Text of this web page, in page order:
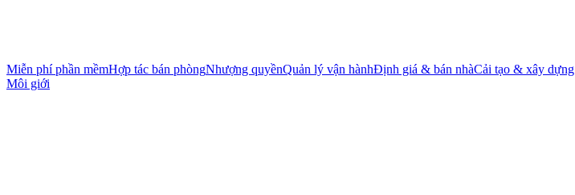
Miễn phí phần mềmHợp tác bán phòngNhượng quyềnQuản lý vận hànhĐịnh giá & bán nhàCải tạo & xây dựng
Môi giới